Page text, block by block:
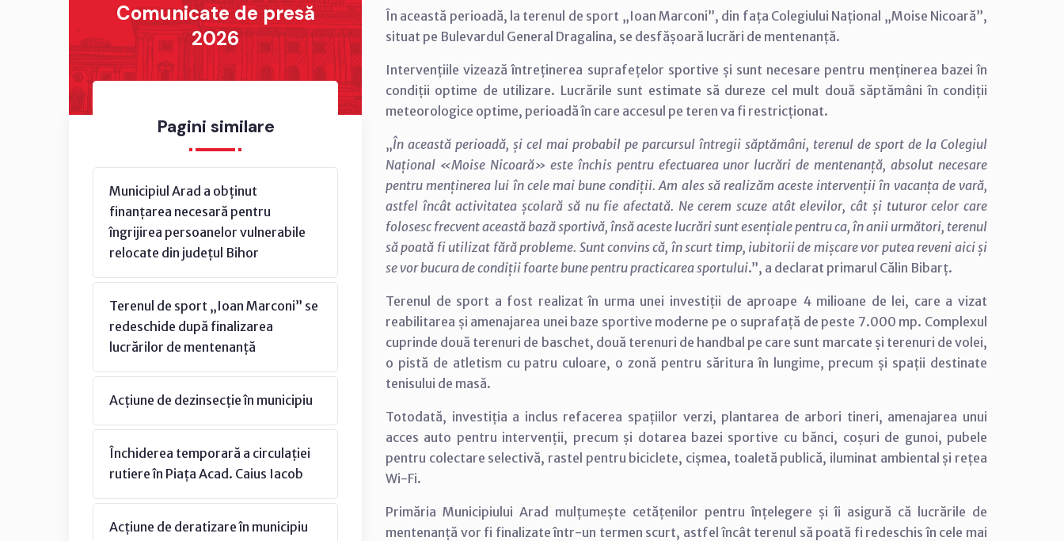
Comunicate de presă
2026
Pagini similare
Municipiul Arad a obținut
finanțarea necesară pentru
îngrijirea persoanelor vulnerabile
relocate din județul Bihor
Terenul de sport „Ioan Marconi” se
redeschide după finalizarea
lucrărilor de mentenanță
Acțiune de dezinsecție în municipiu
Închiderea temporară a circulației
rutiere în Piața Acad. Caius Iacob
Acțiune de deratizare în municipiu
În această perioadă, la terenul de sport „Ioan Marconi”, din fața Colegiului Național „Moise Nicoară”,
situat pe Bulevardul General Dragalina, se desfășoară lucrări de mentenanță.
Intervențiile vizează întreținerea suprafețelor sportive și sunt necesare pentru menținerea bazei în
condiții optime de utilizare. Lucrările sunt estimate să dureze cel mult două săptămâni în condiții
meteorologice optime, perioadă în care accesul pe teren va fi restricționat.
„În această perioadă, și cel mai probabil pe parcursul întregii săptămâni, terenul de sport de la Colegiul
Național «Moise Nicoară» este închis pentru efectuarea unor lucrări de mentenanță, absolut necesare
pentru menținerea lui în cele mai bune condiții. Am ales să realizăm aceste intervenții în vacanța de vară,
astfel încât activitatea școlară să nu fie afectată. Ne cerem scuze atât elevilor, cât și tuturor celor care
folosesc frecvent această bază sportivă, însă aceste lucrări sunt esențiale pentru ca, în anii următori, terenul
să poată fi utilizat fără probleme. Sunt convins că, în scurt timp, iubitorii de mișcare vor putea reveni aici și
se vor bucura de condiții foarte bune pentru practicarea sportului.”, a declarat primarul Călin Bibarț.
Terenul de sport a fost realizat în urma unei investiții de aproape 4 milioane de lei, care a vizat
reabilitarea și amenajarea unei baze sportive moderne pe o suprafață de peste 7.000 mp. Complexul
cuprinde două terenuri de baschet, două terenuri de handbal pe care sunt marcate și terenuri de volei,
o pistă de atletism cu patru culoare, o zonă pentru săritura în lungime, precum și spații destinate
tenisului de masă.
Totodată, investiția a inclus refacerea spațiilor verzi, plantarea de arbori tineri, amenajarea unui
acces auto pentru intervenții, precum și dotarea bazei sportive cu bănci, coșuri de gunoi, pubele
pentru colectare selectivă, rastel pentru biciclete, cișmea, toaletă publică, iluminat ambiental și rețea
Wi-Fi.
Primăria Municipiului Arad mulțumește cetățenilor pentru înțelegere și îi asigură că lucrările de
mentenanță vor fi finalizate într-un termen scurt, astfel încât terenul să poată fi redeschis în cele mai